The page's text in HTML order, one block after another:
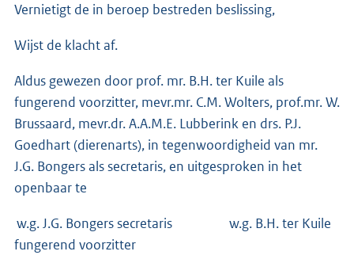
Vernietigt de in beroep bestreden beslissing,
Wijst de klacht af.
Aldus gewezen door prof. mr. B.H. ter Kuile als
fungerend voorzitter, mevr.mr. C.M. Wolters, prof.mr. W.
Brussaard, mevr.dr. A.A.M.E. Lubberink en drs. P.J.
Goedhart (dierenarts), in tegenwoordigheid van mr.
J.G. Bongers als secretaris, en uitgesproken in het
openbaar te
w.g. J.G. Bongers secretaris w.g. B.H. ter Kuile
fungerend voorzitter